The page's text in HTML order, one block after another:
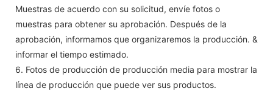
Muestras de acuerdo con su solicitud, envíe fotos o
muestras para obtener su aprobación. Después de la
aprobación, informamos que organizaremos la producción. &
informar el tiempo estimado.
6. Fotos de producción de producción media para mostrar la
línea de producción que puede ver sus productos.